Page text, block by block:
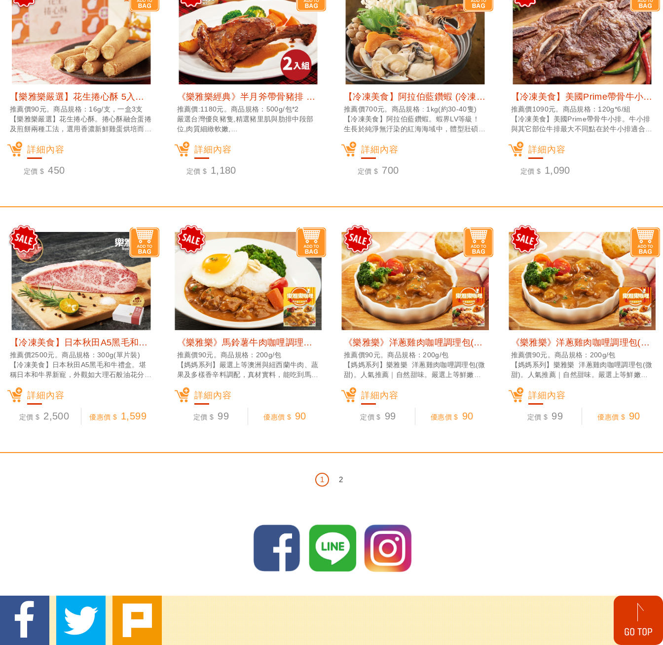
【樂雅樂嚴選】花生捲心酥 5入組 (常溫宅配)
推薦價90元。商品規格：16g/支，一盒3支
【樂雅樂嚴選】花生捲心酥。捲心酥融合蛋捲
及煎餅兩種工法，選用香濃新鮮雞蛋烘培而成
醬，完美包覆在濃厚蛋捲裡，每一口都能品嚐
到香濃滑順口感。包裝設計以台灣元素呈現，
精美輕巧，不論送禮或自用都相當適合！
詳細內容
定價 $ 450
《樂雅樂經典》半月斧帶骨豬排 2入組 (冷凍宅配)
推薦價:1180元。商品規格：500g/包*2
嚴選台灣優良豬隻,精選豬里肌與肋排中段部
位,肉質細緻軟嫩,
味口感,油花均勻分佈
、煎烤後香氣濃郁、口感軟嫩多汁。
樂雅樂主廚特製醬汁，讓您在家只需要簡單加
詳細內容
定價 $ 1,180
【冷凍美食】阿拉伯藍鑽蝦 (冷凍宅配)
推薦價700元。商品規格 : 1kg(約30-40隻)
【冷凍美食】阿拉伯藍鑽蝦。蝦界LV等級！
生長於純淨無汙染的紅海海域中，體型壯碩，
論燒烤、鍋物，快炒都很美味！
詳細內容
定價 $ 700
【冷凍美食】美國Prime帶骨牛小排(120g/6入) (冷凍宅配)
推薦價1090元。商品規格：120g*6/組
【冷凍美食】美國Prime帶骨牛小排。牛小排
與其它部位牛排最大不同點在於牛小排適合各
能品嚐到牛小排的迷人香氣。
詳細內容
定價 $ 1,090
【冷凍美食】日本秋田A5黑毛和牛禮盒 (冷凍宅配)
推薦價2500元。商品規格：300g(單片裝)
【冷凍美食】日本秋田A5黑毛和牛禮盒。堪
稱日本和牛界新寵，外觀如大理石般油花分布
鮮嫩的夢幻口感，美味秘密在於，秋田縣是繼
新潟縣、北海道全日本第三大稻米生產地，因
此有「米之國秋田」之稱。 而秋田和牛是以
詳細內容
定價 $ 2,500 優惠價 $ 1,599
《樂雅樂》馬鈴薯牛肉咖哩調理包(200g) (常溫宅配)
推薦價90元。商品規格：200g/包
【媽媽系列】嚴選上等澳洲與紐西蘭牛肉、蔬
果及多樣香辛料調配，真材實料，能吃到馬鈴
味。
詳細內容
定價 $ 99 優惠價 $ 90
《樂雅樂》洋蔥雞肉咖哩調理包(200g) (常溫宅配)
推薦價90元。商品規格：200g/包
【媽媽系列】樂雅樂 洋蔥雞肉咖哩調理包(微
甜)。人氣推薦｜自然甜味。嚴選上等鮮嫩雞
果的自然甜味，喜愛日式咖哩的人，不容錯過
的風味！
詳細內容
定價 $ 99 優惠價 $ 90
《樂雅樂》洋蔥雞肉咖哩調理包(200g) (常溫宅配)
推薦價90元。商品規格：200g/包
【媽媽系列】樂雅樂 洋蔥雞肉咖哩調理包(微
甜)。人氣推薦｜自然甜味。嚴選上等鮮嫩雞
果的自然甜味，喜愛日式咖哩的人，不容錯過
的風味！
詳細內容
定價 $ 99 優惠價 $ 90
1 2